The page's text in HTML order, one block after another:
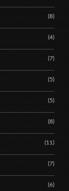
(8)
(4)
(7)
(5)
(5)
(8)
(11)
(7)
(6)